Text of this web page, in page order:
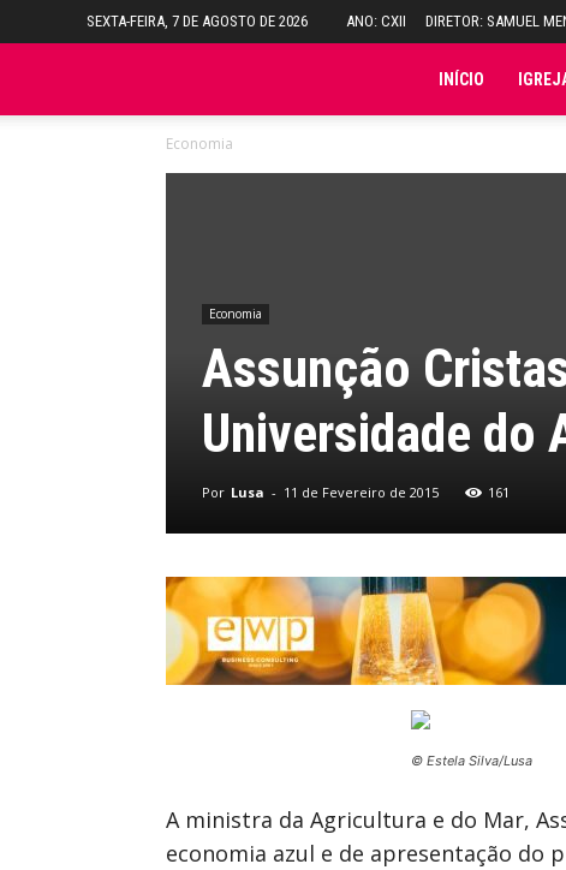
SEXTA-FEIRA, 7 DE AGOSTO DE 2026 ANO: CXII DIRETOR: SAMUEL
INÍCIO
Economia
Economia
Assunção
Universidade do
Por Lusa - 11 de Fevereiro de 2015 161
© Estela Silva/Lusa
A ministra da Agricultura e do Mar,
economia azul e de apresentação do